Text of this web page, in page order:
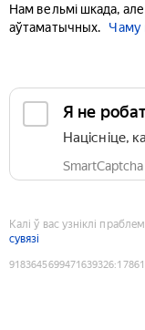
Нам вельмі шкада,
аўтаматычных.
Чаму
Я не
Націсніце,
Калі ў вас узніклі
сувязі
9183645699471639326: